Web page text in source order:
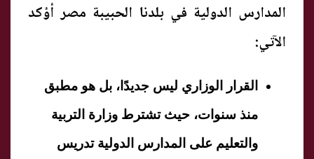
المدارس الدولية في بلدنا الحبيبة مصر أؤكد
الآتي:
القرار الوزاري ليس جديدًا، بل هو مطبق
منذ سنوات، حيث تشترط وزارة التربية
والتعليم على المدارس الدولية تدريس